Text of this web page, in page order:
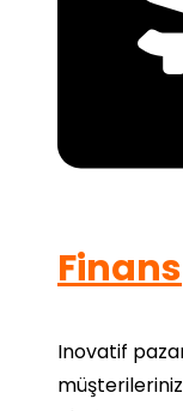
Finans
Inovatif